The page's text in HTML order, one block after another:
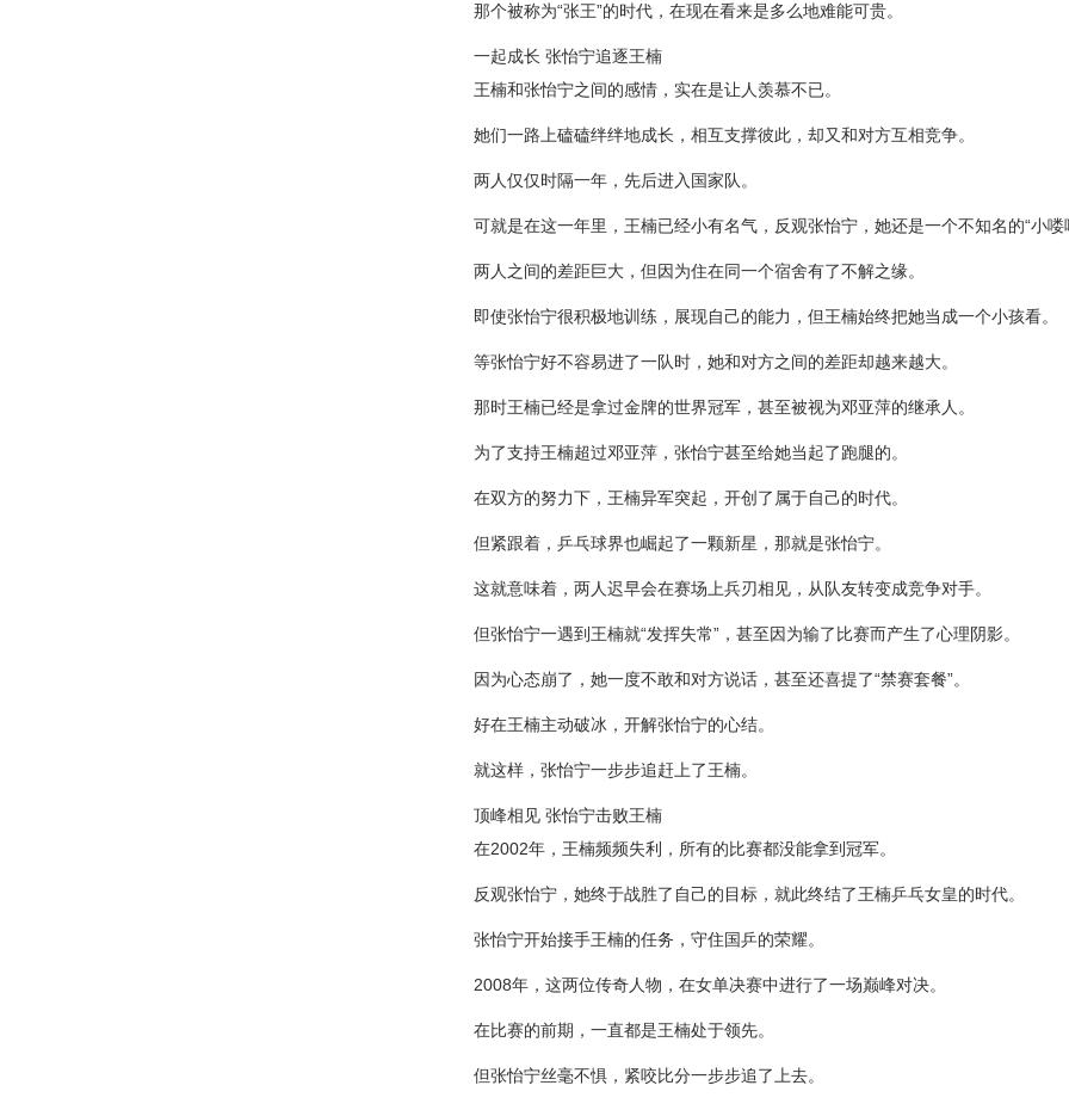
那个被称为“张王”的时代，在现在看来是多么地难能可贵。
一起成长 张怡宁追逐王楠
王楠和张怡宁之间的感情，实在是让人羡慕不已。
她们一路上磕磕绊绊地成长，相互支撑彼此，却又和对方互相竞争。
两人仅仅时隔一年，先后进入国家队。
可就是在这一年里，王楠已经小有名气，反观张怡宁，她还是一个不知名的“小喽
两人之间的差距巨大，但因为住在同一个宿舍有了不解之缘。
即使张怡宁很积极地训练，展现自己的能力，但王楠始终把她当成一个小孩看。
等张怡宁好不容易进了一队时，她和对方之间的差距却越来越大。
那时王楠已经是拿过金牌的世界冠军，甚至被视为邓亚萍的继承人。
为了支持王楠超过邓亚萍，张怡宁甚至给她当起了跑腿的。
在双方的努力下，王楠异军突起，开创了属于自己的时代。
但紧跟着，乒乓球界也崛起了一颗新星，那就是张怡宁。
这就意味着，两人迟早会在赛场上兵刃相见，从队友转变成竞争对手。
但张怡宁一遇到王楠就“发挥失常”，甚至因为输了比赛而产生了心理阴影。
因为心态崩了，她一度不敢和对方说话，甚至还喜提了“禁赛套餐”。
好在王楠主动破冰，开解张怡宁的心结。
就这样，张怡宁一步步追赶上了王楠。
顶峰相见 张怡宁击败王楠
在2002年，王楠频频失利，所有的比赛都没能拿到冠军。
反观张怡宁，她终于战胜了自己的目标，就此终结了王楠乒乓女皇的时代。
张怡宁开始接手王楠的任务，守住国乒的荣耀。
2008年，这两位传奇人物，在女单决赛中进行了一场巅峰对决。
在比赛的前期，一直都是王楠处于领先。
但张怡宁丝毫不惧，紧咬比分一步步追了上去。